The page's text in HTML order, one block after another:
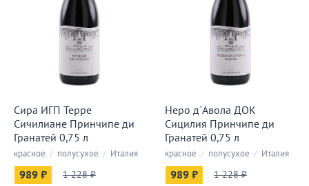
Сира ИГП Терре
Сичилиане Принчипе ди
Гранатей 0,75 л
красное / полусухое / Италия
989 ₽ 1 228 ₽
Неро д`Авола ДОК
Сицилия Принчипе ди
Гранатей 0,75 л
красное / полусухое / Италия
989 ₽ 1 228 ₽